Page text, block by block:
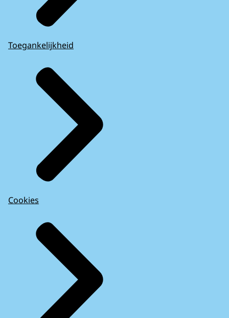
Toegankelijkheid
Cookies